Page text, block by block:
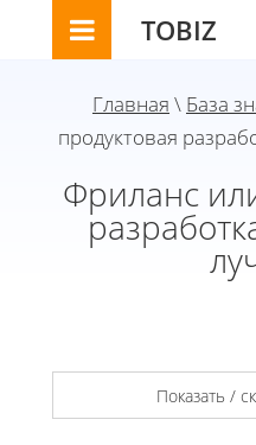
TOBIZ
Главная \ База
продуктовая
Фриланс
Показать /